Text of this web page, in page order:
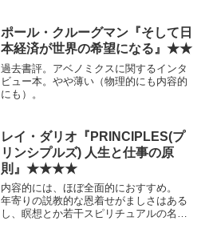
ポール・クルーグマン『そして日
本経済が世界の希望になる』★★
過去書評。アベノミクスに関するインタ
ビュー本。やや薄い（物理的にも内容的
にも）。
レイ・ダリオ『PRINCIPLES(プ
リンシプルズ) 人生と仕事の原
則』★★★★
内容的には、ほぼ全面的におすすめ。
年寄りの説教的な恩着せがましさはある
し、瞑想とか若干スピリチュアルの名残